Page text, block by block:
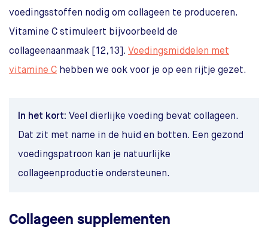
voedingsstoffen nodig om collageen te produceren.
Vitamine C stimuleert bijvoorbeeld de
collageenaanmaak [12,13]. Voedingsmiddelen met
vitamine C hebben we ook voor je op een rijtje gezet.
In het kort: Veel dierlijke voeding bevat collageen.
Dat zit met name in de huid en botten. Een gezond
voedingspatroon kan je natuurlijke
collageenproductie ondersteunen.
Collageen supplementen